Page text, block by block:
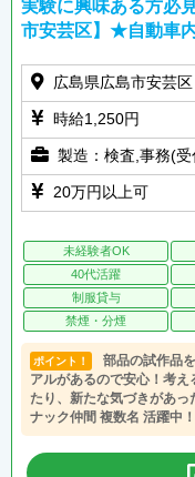
実験に興味ある方必
市安芸区】★自動車
広島県広島市安芸区
時給1,250円
製造：検査,事務(
20万円以上可
未経験者OK
40代活躍
制服貸与
禁煙・分煙
ポイント！
部品の試作品
アルがあるので安心！考
たり、新たな気づきがあ
ナック仲間 複数名 活躍中